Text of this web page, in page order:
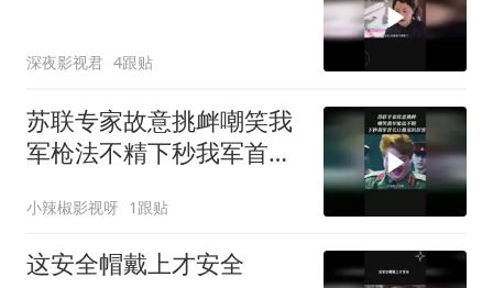
深夜影视君 4跟贴
苏联专家故意挑衅嘲笑我
军枪法不精下秒我军首长
小辣椒影视呀 1跟贴
这安全帽戴上才安全